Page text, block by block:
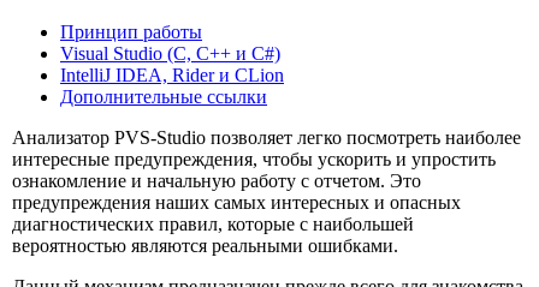
Принцип работы
Visual Studio (C, C++ и C#)
IntelliJ IDEA, Rider и CLion
Дополнительные ссылки
Анализатор PVS-Studiо позволяет легко посмотреть наиболее
интересные предупреждения, чтобы ускорить и упростить
ознакомление и начальную работу с отчетом. Это
предупреждения наших самых интересных и опасных
диагностических правил, которые с наибольшей
вероятностью являются реальными ошибками.